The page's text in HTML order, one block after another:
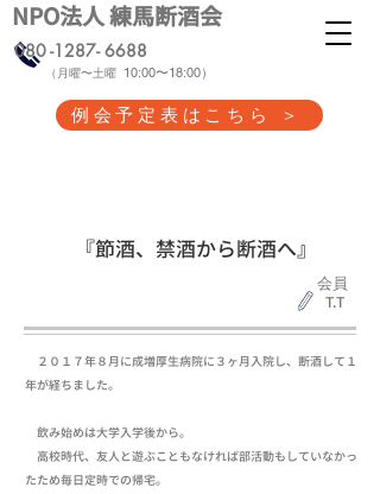
NPO法人 練馬断酒会
080 -1287- 6688
（ 月曜〜土曜 10:00〜18:00）
例会予定表はこちら ＞
『節酒、禁酒から断酒へ』
会員
T.T
２０１７年８月に成増厚生病院に３ヶ月入院し、断酒して１
年が経ちました。
飲み始めは大学入学後から。
高校時代、友人と遊ぶこともなければ部活動もしていなかっ
たため毎日定時での帰宅。